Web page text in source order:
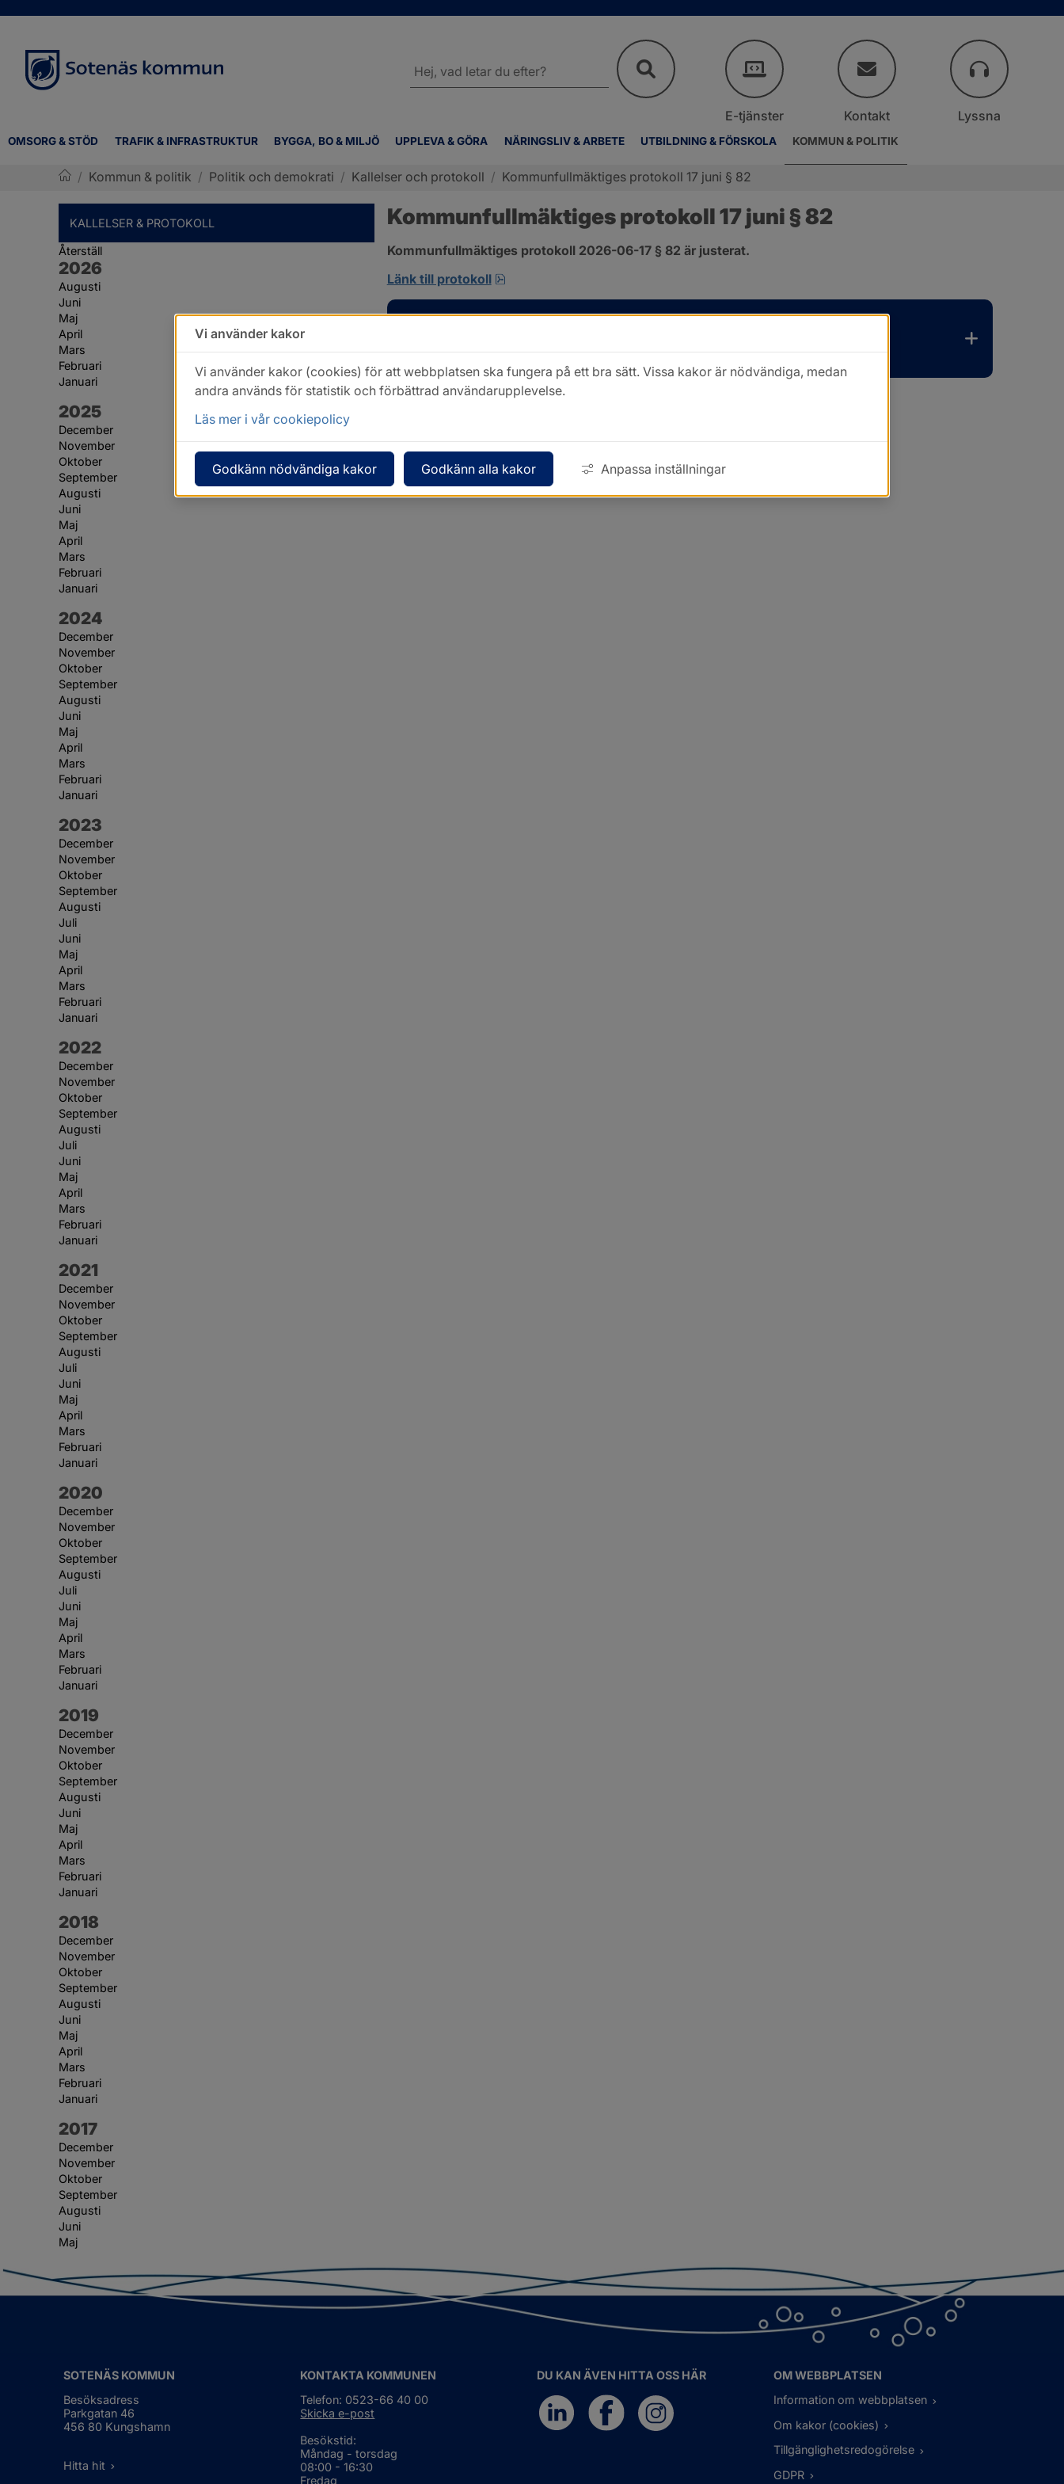
OMSORG & STÖD TRAFIK & INFRASTRUKTUR BYGGA, BO & MILJÖ UPPLEVA & GÖRA NÄRINGSLIV & ARBETE UTBILDNING & FÖRSKOLA KOMMUN & POLITIK
webbplatsen
E-tjänster Kontakt Lyssna
/ Kommun & politik / Politik och demokrati / Kallelser och protokoll / Kommunfullmäktiges protokoll 17 juni § 82
KALLELSER & PROTOKOLL
Återställ
År:
2026
Augusti
Juni
Maj
April
Mars
Februari
Januari
År:
2025
December
November
Oktober
September
Augusti
Juni
Maj
April
Mars
Februari
Januari
År:
2024
December
November
Oktober
September
Augusti
Juni
Maj
April
Mars
Februari
Januari
År:
2023
December
November
Oktober
September
Augusti
Juli
Juni
Maj
April
Mars
Februari
Januari
År:
2022
December
November
Oktober
September
Augusti
Juli
Juni
Maj
April
Mars
Februari
Januari
År:
2021
December
November
Oktober
September
Augusti
Juli
Juni
Maj
April
Mars
Februari
Januari
År:
2020
December
November
Oktober
September
Augusti
Juli
Juni
Maj
April
Mars
Februari
Januari
År:
2019
December
November
Oktober
September
Augusti
Juni
Maj
April
Mars
Februari
Januari
År:
2018
December
November
Oktober
September
Augusti
Juni
Maj
April
Mars
Februari
Januari
År:
2017
December
November
Oktober
September
Augusti
Juni
Maj
Kommunfullmäktiges protokoll 17 juni § 82
Kommunfullmäktiges protokoll 2026-06-17 § 82 är justerat.
Länk till protokoll
pdf, 585 kB, öppnas i nytt fönster.
SOTENÄS KOMMUN
Besöksadress
Parkgatan 46
456 80 Kungshamn
Hitta hit
KONTAKTA KOMMUNEN
Telefon: 0523-66 40 00
Skicka e-post
Besökstid:
Måndag - torsdag
08:00 - 16:30
Fredag
DU KAN ÄVEN HITTA OSS HÄR
OM WEBBPLATSEN
Information om webbplatsen
Om kakor (cookies)
Tillgänglighetsredogörelse
GDPR
Vi använder kakor
Vi använder kakor (cookies) för att webbplatsen ska fungera på ett bra sätt. Vissa kakor är nödvändiga, medan
andra används för statistik och förbättrad användarupplevelse.
Läs mer i vår cookiepolicy
Godkänn nödvändiga kakor Godkänn alla kakor Anpassa inställningar